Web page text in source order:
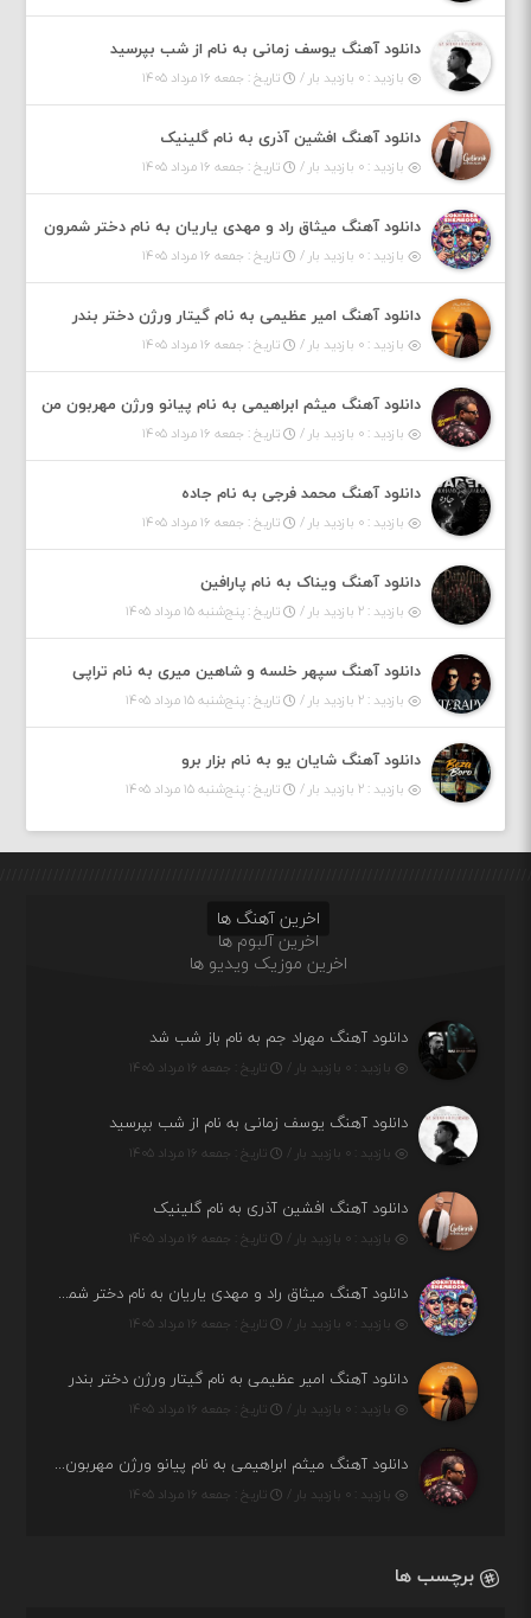
دانلود آهنگ یوسف زمانی به نام از شب بپرسید
بازدید : ۰ بازدید بار / تاریخ : جمعه ۱۶ مرداد ۱۴۰۵
دانلود آهنگ افشین آذری به نام گلینیک
بازدید : ۰ بازدید بار / تاریخ : جمعه ۱۶ مرداد ۱۴۰۵
دانلود آهنگ میثاق راد و مهدی یاریان به نام دختر شمرون
بازدید : ۰ بازدید بار / تاریخ : جمعه ۱۶ مرداد ۱۴۰۵
دانلود آهنگ امیر عظیمی به نام گیتار ورژن دختر بندر
بازدید : ۰ بازدید بار / تاریخ : جمعه ۱۶ مرداد ۱۴۰۵
دانلود آهنگ میثم ابراهیمی به نام پیانو ورژن مهربون من
بازدید : ۰ بازدید بار / تاریخ : جمعه ۱۶ مرداد ۱۴۰۵
دانلود آهنگ محمد فرجی به نام جاده
بازدید : ۰ بازدید بار / تاریخ : جمعه ۱۶ مرداد ۱۴۰۵
دانلود آهنگ ویناک به نام پارافین
بازدید : ۲ بازدید بار / تاریخ : پنج‌شنبه ۱۵ مرداد ۱۴۰۵
دانلود آهنگ سپهر خلسه و شاهین میری به نام تراپی
بازدید : ۲ بازدید بار / تاریخ : پنج‌شنبه ۱۵ مرداد ۱۴۰۵
دانلود آهنگ شایان یو به نام بزار برو
بازدید : ۲ بازدید بار / تاریخ : پنج‌شنبه ۱۵ مرداد ۱۴۰۵
اخرین آهنگ ها
اخرین آلبوم ها
اخرین موزیک ویدیو ها
دانلود آهنگ مهراد جم به نام باز شب شد
بازدید : ۰ بازدید بار / تاریخ : جمعه ۱۶ مرداد ۱۴۰۵
دانلود آهنگ یوسف زمانی به نام از شب بپرسید
بازدید : ۰ بازدید بار / تاریخ : جمعه ۱۶ مرداد ۱۴۰۵
دانلود آهنگ افشین آذری به نام گلینیک
بازدید : ۰ بازدید بار / تاریخ : جمعه ۱۶ مرداد ۱۴۰۵
دانلود آهنگ میثاق راد و مهدی یاریان به نام دختر شمرون
بازدید : ۰ بازدید بار / تاریخ : جمعه ۱۶ مرداد ۱۴۰۵
دانلود آهنگ امیر عظیمی به نام گیتار ورژن دختر بندر
بازدید : ۰ بازدید بار / تاریخ : جمعه ۱۶ مرداد ۱۴۰۵
دانلود آهنگ میثم ابراهیمی به نام پیانو ورژن مهربون من
بازدید : ۰ بازدید بار / تاریخ : جمعه ۱۶ مرداد ۱۴۰۵
برچسب ها